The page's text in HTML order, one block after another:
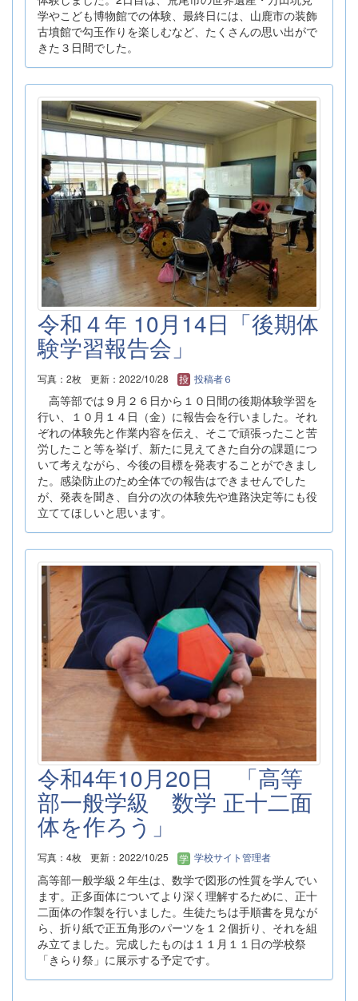
学やこども博物館での体験、最終日には、山鹿市の装飾
古墳館で勾玉作りを楽しむなど、たくさんの思い出がで
きた３日間でした。
令和４年 10月14日「後期体
験学習報告会」
写真：2枚 更新：2022/10/28 投稿者６
高等部では９月２６日から１０日間の後期体験学習を
行い、１０月１４日（金）に報告会を行いました。それ
ぞれの体験先と作業内容を伝え、そこで頑張ったこと苦
労したこと等を挙げ、新たに見えてきた自分の課題につ
いて考えながら、今後の目標を発表することができまし
た。感染防止のため全体での報告はできませんでした
が、発表を聞き、自分の次の体験先や進路決定等にも役
立ててほしいと思います。
令和4年10月20日 「高等
部一般学級 数学 正十二面
体を作ろう」
写真：4枚 更新：2022/10/25 学校サイト管理者
高等部一般学級２年生は、数学で図形の性質を学んでい
ます。正多面体についてより深く理解するために、正十
二面体の作製を行いました。生徒たちは手順書を見なが
ら、折り紙で正五角形のパーツを１２個折り、それを組
み立てました。完成したものは１１月１１日の学校祭
「きらり祭」に展示する予定です。